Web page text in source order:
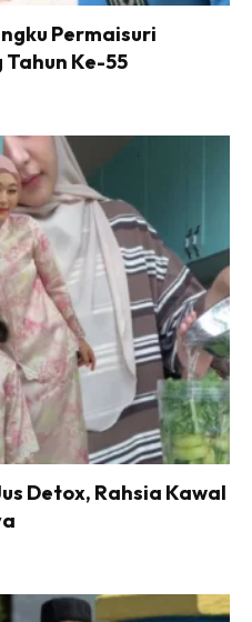
Permaisuri
Ke-55
Detox, Rahsia Kawal